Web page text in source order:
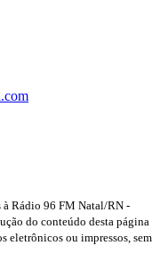
Rádio 96 FM Natal/RN -
do conteúdo desta página
eletrônicos ou impressos, sem